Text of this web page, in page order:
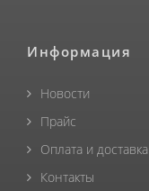
Информация
Новости
Прайс
Оплата и доставка
Контакты